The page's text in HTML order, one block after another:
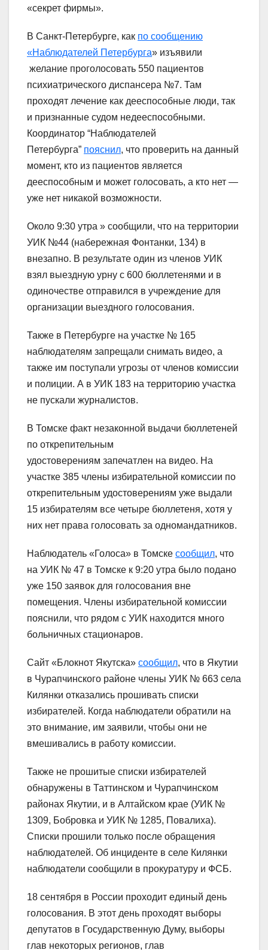
«секрет фирмы».
В Санкт-Петербурге, как по сообщению
«Наблюдателей Петербурга» изъявили
желание проголосовать 550 пациентов
психиатрического диспансера №7. Там
проходят лечение как дееспособные люди, так
и признанные судом недееспособными.
Координатор “Наблюдателей
Петербурга” пояснил, что проверить на данный
момент, кто из пациентов является
дееспособным и может голосовать, а кто нет —
уже нет никакой возможности.
Около 9:30 утра » сообщили, что на территории
УИК №44 (набережная Фонтанки, 134) в
внезапно. В результате один из членов УИК
взял выездную урну с 600 бюллетенями и в
одиночестве отправился в учреждение для
организации выездного голосования.
Также в Петербурге на участке № 165
наблюдателям запрещали снимать видео, а
также им поступали угрозы от членов комиссии
и полиции. А в УИК 183 на территорию участка
не пускали журналистов.
В Томске факт незаконной выдачи бюллетеней
по открепительным
удостоверениям запечатлен на видео. На
участке 385 члены избирательной комиссии по
открепительным удостоверениям уже выдали
15 избирателям все четыре бюллетеня, хотя у
них нет права голосовать за одномандатников.
Наблюдатель «Голоса» в Томске сообщил, что
на УИК № 47 в Томске к 9:20 утра было подано
уже 150 заявок для голосования вне
помещения. Члены избирательной комиссии
пояснили, что рядом с УИК находится много
больничных стационаров.
Сайт «Блокнот Якутска» сообщил, что в Якутии
в Чурапчинского районе члены УИК № 663 села
Килянки отказались прошивать списки
избирателей. Когда наблюдатели обратили на
это внимание, им заявили, чтобы они не
вмешивались в работу комиссии.
Также не прошитые списки избирателей
обнаружены в Таттинском и Чурапчинском
районах Якутии, и в Алтайском крае (УИК №
1309, Бобровка и УИК № 1285, Повалиха).
Списки прошили только после обращения
наблюдателей. Об инциденте в селе Килянки
наблюдатели сообщили в прокуратуру и ФСБ.
18 сентября в России проходит единый день
голосования. В этот день проходят выборы
депутатов в Государственную Думу, выборы
глав некоторых регионов, глав